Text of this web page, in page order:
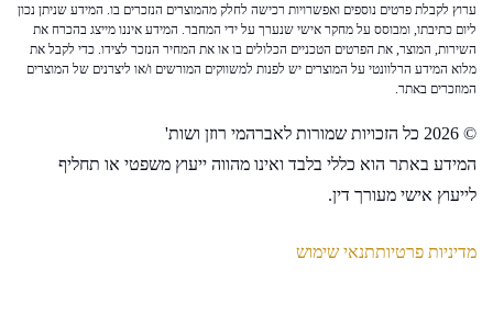
ערוץ לקבלת פרטים נוספים ואפשרויות רכישה לחלק מהמוצרים הנזכרים בו. המידע שניתן נכון
ליום כתיבתו, ומבוסס על מחקר אישי שנערך על ידי המחבר. המידע איננו מייצג בהכרח את
השירות, המוצר, את הפרטים הטכניים הכלולים בו או את המחיר הנזכר לצידו. כדי לקבל את
מלוא המידע הרלוונטי על המוצרים יש לפנות למשווקים המורשים ו/או ליצרנים של המוצרים
המוזכרים באתר.
© 2026 כל הזכויות שמורות לאברהמי רוזן ושות'
המידע באתר הוא כללי בלבד ואינו מהווה ייעוץ משפטי או תחליף
לייעוץ אישי מעורך דין.
מדיניות פרטיותתנאי שימוש